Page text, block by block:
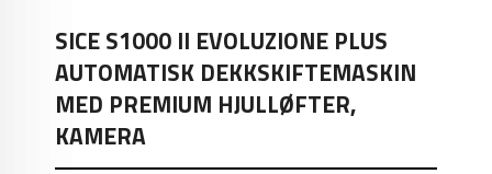
SICE S1000 II EVOLUZIONE PLUS
AUTOMATISK DEKKSKIFTEMASKIN
MED PREMIUM HJULLØFTER,
KAMERA